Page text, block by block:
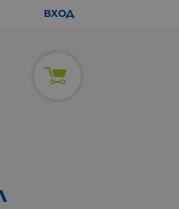
ВХОД